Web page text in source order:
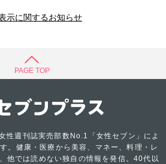
示に関するお知らせ
PAGE TOP
性週刊誌実売部数No.1「女性セブン」によ
。健康・医療から美容、マネー、料理・レ
他では読めない独自の情報を発信。40代以